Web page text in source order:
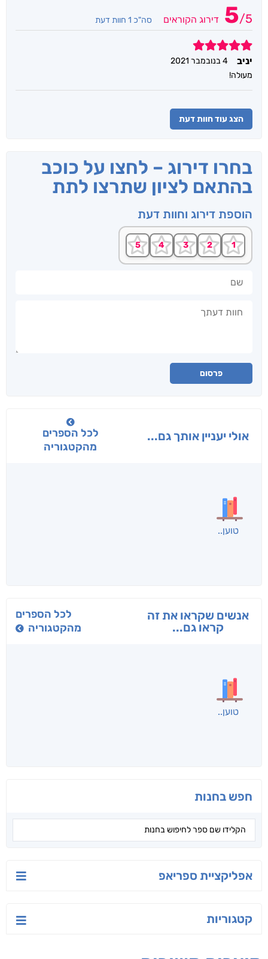
חפש בחנות
אפליקציית ספריאפ
קטגוריות
5/5 דירוג הקוראים סה"כ 1 חוות דעת
5
יניב
4 בנובמבר 2021
מעולה!
הצג עוד חוות דעת
בחרו דירוג – לחצו על כוכב
בהתאם לציון שתרצו לתת
הוספת דירוג וחוות דעת
פרסום
אולי יעניין אותך גם...
לכל הספרים
מהקטגוריה
טוען
אנשים שקראו את זה
קראו גם...
לכל הספרים
מהקטגוריה
טוען